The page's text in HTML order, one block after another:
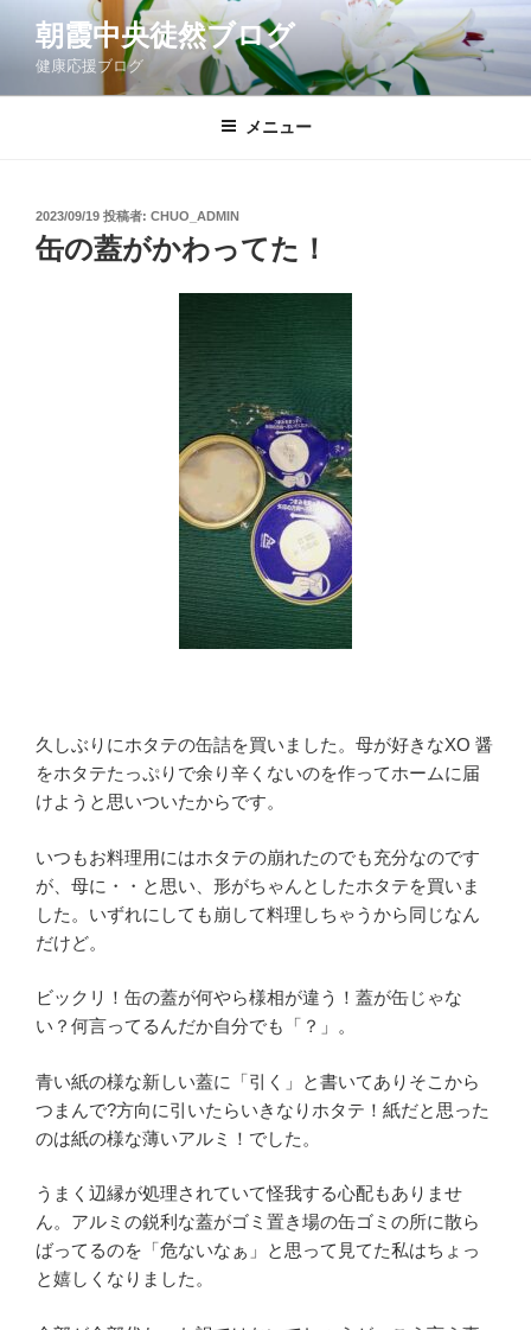
ン
朝霞中央徒然ブログ
健康応援ブログ
メニュー
投
稿
日:
2023/09/19 投稿者: CHUO_ADMIN
缶の蓋がかわってた！
久しぶりにホタテの缶詰を買いました。母が好きなXO 醤
をホタテたっぷりで余り辛くないのを作ってホームに届
けようと思いついたからです。
いつもお料理用にはホタテの崩れたのでも充分なのです
が、母に・・と思い、形がちゃんとしたホタテを買いま
した。いずれにしても崩して料理しちゃうから同じなん
だけど。
ビックリ！缶の蓋が何やら様相が違う！蓋が缶じゃな
い？何言ってるんだか自分でも「？」。
青い紙の様な新しい蓋に「引く」と書いてありそこから
つまんで?方向に引いたらいきなりホタテ！紙だと思った
のは紙の様な薄いアルミ！でした。
うまく辺縁が処理されていて怪我する心配もありませ
ん。アルミの鋭利な蓋がゴミ置き場の缶ゴミの所に散ら
ばってるのを「危ないなぁ」と思って見てた私はちょっ
と嬉しくなりました。